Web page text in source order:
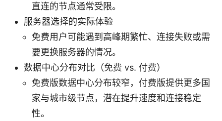
直连的节点通常受限。
服务器选择的实际体验
免费用户可能遇到高峰期繁忙、连接失败或需
要更换服务器的情况。
数据中心分布对比（免费 vs. 付费）
免费版数据中心分布较窄，付费版提供更多国
家与城市级节点，潜在提升速度和连接稳定
性。